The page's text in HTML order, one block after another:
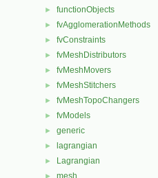
► functionObjects
► fvAgglomerationMethods
► fvConstraints
► fvMeshDistributors
► fvMeshMovers
► fvMeshStitchers
► fvMeshTopoChangers
► fvModels
► generic
► lagrangian
► Lagrangian
mesh